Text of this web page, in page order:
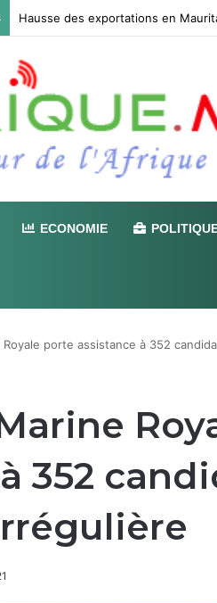
CAN féminine : Le Maroc se
ECONOMIE
Royale porte assistance à 352
352